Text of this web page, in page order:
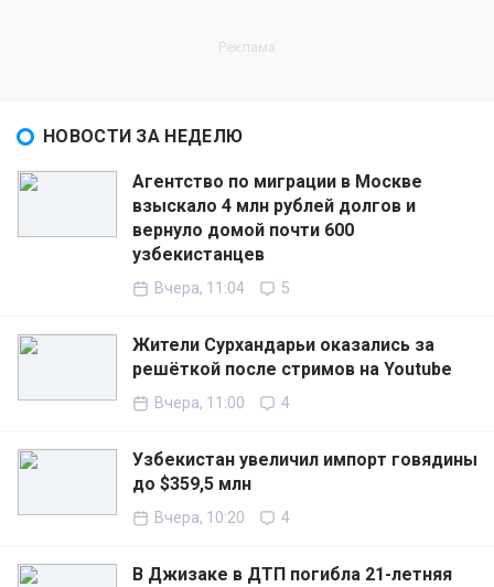
НОВОСТИ ЗА НЕДЕЛЮ
Агентство по миграции в Москве
взыскало 4 млн рублей долгов и
вернуло домой почти 600
узбекистанцев
Вчера, 11:04 5
Жители Сурхандарьи оказались за
решёткой после стримов на Youtube
Вчера, 11:00 4
Узбекистан увеличил импорт говядины
до $359,5 млн
Вчера, 10:20 4
В Джизаке в ДТП погибла 21-летняя